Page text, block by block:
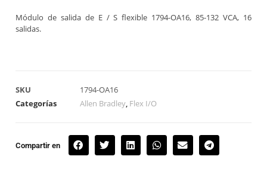
Módulo de salida de E / S flexible 1794-OA16, 85-132 VCA, 16
salidas.
SKU
1794-OA16
Categorías
Allen Bradley, Flex I/O
Compartir en